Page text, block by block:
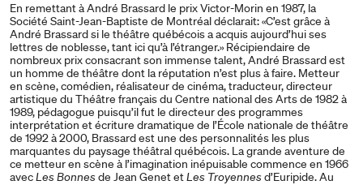
En remettant à André Brassard le prix Victor-Morin en 1987, la
Société Saint-Jean-Baptiste de Montréal déclarait: «C’est grâce à
André Brassard si le théâtre québécois a acquis aujourd’hui ses
lettres de noblesse, tant ici qu’à l’étranger.» Récipiendaire de
nombreux prix consacrant son immense talent, André Brassard est
un homme de théâtre dont la réputation n’est plus à faire. Metteur
en scène, comédien, réalisateur de cinéma, traducteur, directeur
artistique du Théâtre français du Centre national des Arts de 1982 à
1989, pédagogue puisqu’il fut le directeur des programmes
interprétation et écriture dramatique de l’École nationale de théâtre
de 1992 à 2000, Brassard est une des personnalités les plus
marquantes du paysage théâtral québécois. La grande aventure de
ce metteur en scène à l’imagination inépuisable commence en 1966
avecLes Bonnes de Jean Genet etLes Troyennes d’Euripide. Au